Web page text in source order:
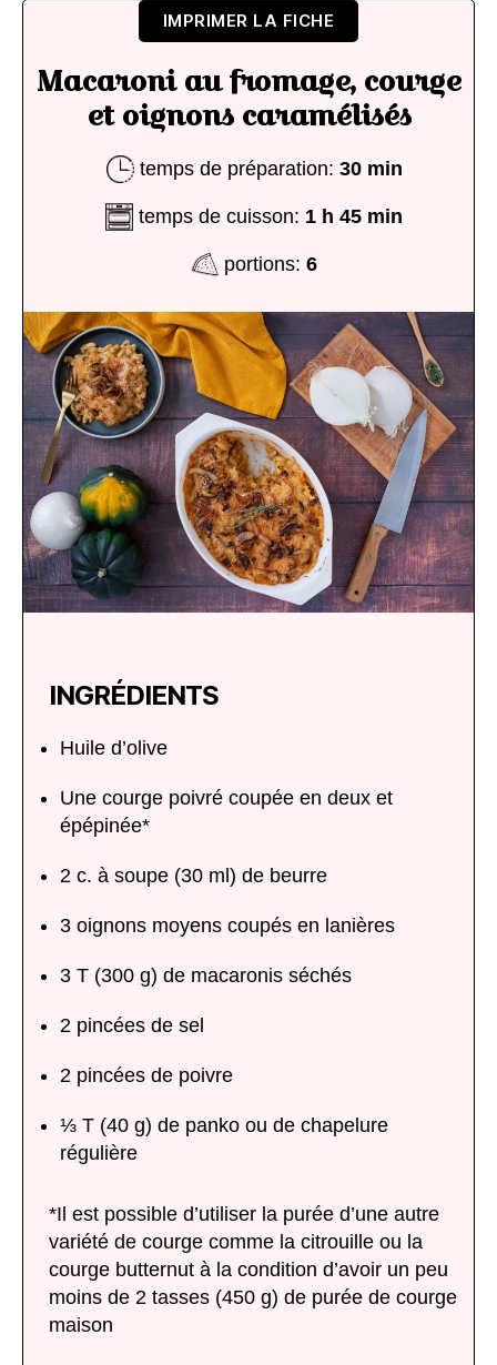
Macaroni au fromage, courge
et oignons caramélisés
IMPRIMER LA FICHE
temps de préparation: 30 min
temps de cuisson: 1 h 45 min
portions: 6
INGRÉDIENTS
Huile d’olive
Une courge poivré coupée en deux et
épépinée*
2 c. à soupe (30 ml) de beurre
3 oignons moyens coupés en lanières
3 T (300 g) de macaronis séchés
2 pincées de sel
2 pincées de poivre
⅓ T (40 g) de panko ou de chapelure
régulière
*Il est possible d’utiliser la purée d’une autre
variété de courge comme la citrouille ou la
courge butternut à la condition d’avoir un peu
moins de 2 tasses (450 g) de purée de courge
maison